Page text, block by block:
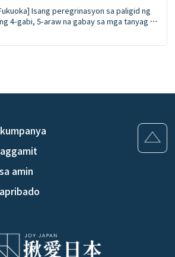
Isang peregrinasyon sa paligid ng
4-gabi, 5-araw na gabay sa mga tanyag na
amin